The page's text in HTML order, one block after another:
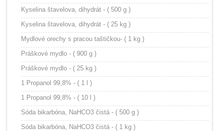
Kyselina štavelova, dihydrát - ( 500 g )
Kyselina štavelova, dihydrát - ( 25 kg )
Mydlové orechy s pracou taštičkou- ( 1 kg )
Práškové mydlo - ( 900 g )
Práškové mydlo - ( 25 kg )
1 Propanol 99,8% - ( 1 l )
1 Propanol 99,8% - ( 10 l )
Sóda bikarbóna, NaHCO3 čistá - ( 500 g )
Sóda bikarbóna, NaHCO3 čistá - ( 1 kg )